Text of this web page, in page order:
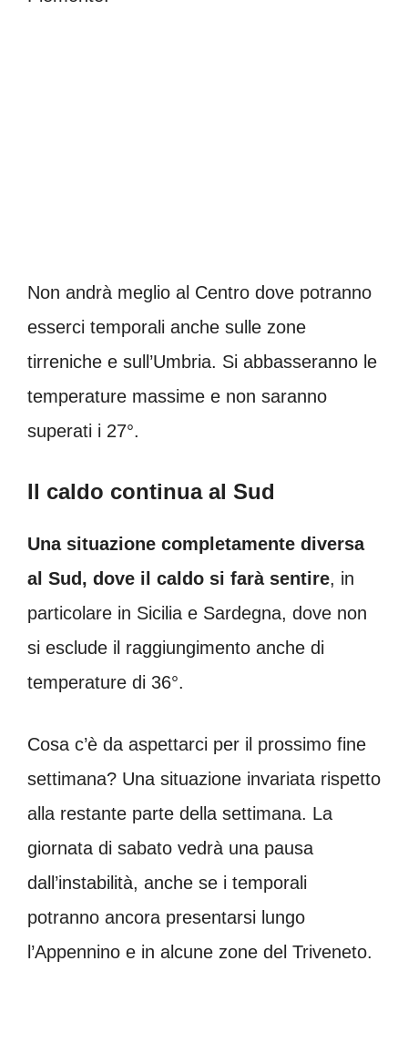
Non andrà meglio al Centro dove potranno
esserci temporali anche sulle zone
tirreniche e sull’Umbria. Si abbasseranno le
temperature massime e non saranno
superati i 27°.
Il caldo continua al Sud
Una situazione completamente diversa
al Sud, dove il caldo si farà sentire, in
particolare in Sicilia e Sardegna, dove non
si esclude il raggiungimento anche di
temperature di 36°.
Cosa c’è da aspettarci per il prossimo fine
settimana? Una situazione invariata rispetto
alla restante parte della settimana. La
giornata di sabato vedrà una pausa
dall’instabilità, anche se i temporali
potranno ancora presentarsi lungo
l’Appennino e in alcune zone del Triveneto.